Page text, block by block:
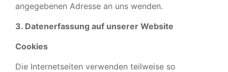
angegebenen Adresse an uns wenden.
3. Datenerfassung auf unserer Website
Cookies
Die Internetseiten verwenden teilweise so